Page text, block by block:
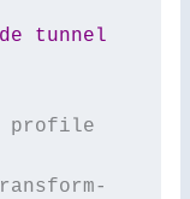
tunnel
profile